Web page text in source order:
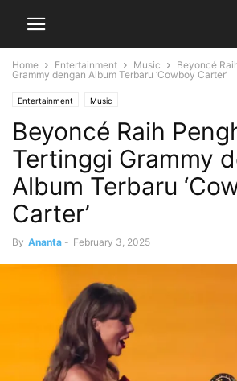
Home Entertainment Music
Beyoncé
Grammy dengan Album Terbaru ‘Cowboy Carter’
Entertainment Music
Beyoncé Raih
Tertinggi Grammy
Album Terbaru
Carter’
By Ananta - February 3, 2025